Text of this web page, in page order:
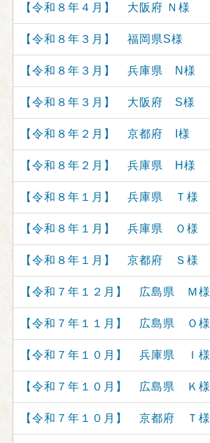
【令和８年４月】 大阪府 Ｎ様
【令和８年３月】 福岡県S様
【令和８年３月】 兵庫県 N様
【令和８年３月】 大阪府 S様
【令和８年２月】 京都府 I様
【令和８年２月】 兵庫県 H様
【令和８年１月】 兵庫県 Ｔ様
【令和８年１月】 兵庫県 Ｏ様
【令和８年１月】 京都府 Ｓ様
【令和７年１２月】 広島県 Ｍ様
【令和７年１１月】 広島県 Ｏ様
【令和７年１０月】 兵庫県 Ｉ様
【令和７年１０月】 広島県 Ｋ様
【令和７年１０月】 京都府 Ｔ様